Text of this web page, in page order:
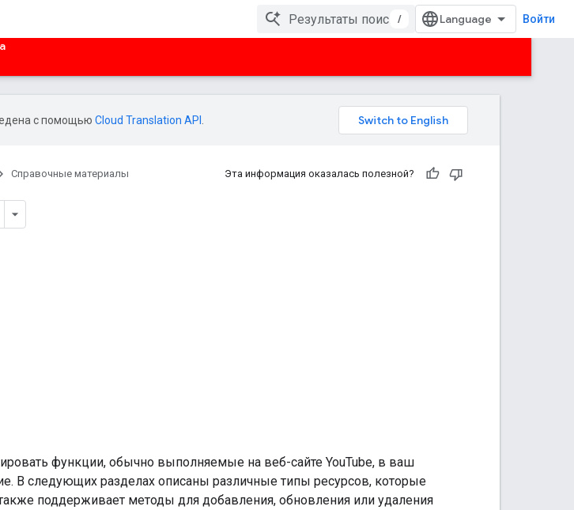
/ Войти
с помощью Cloud Translation API
Справочные материалы Эта информация оказалась полезной?
функции, обычно выполняемые на веб-сайте YouTube, в ваш
В следующих разделах описаны различные типы ресурсов, которые
поддерживает методы для добавления, обновления или удаления